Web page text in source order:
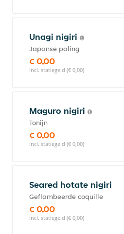
Unagi nigiri
Japanse paling
€ 0,00
incl. statiegeld (€ 0,00)
Maguro nigiri
Tonijn
€ 0,00
incl. statiegeld (€ 0,00)
Seared hotate nigiri
Geflambeerde coquille
€ 0,00
incl. statiegeld (€ 0,00)